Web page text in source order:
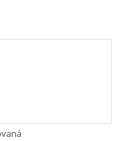
A TKÁNÍ
58
NA TEXTILU